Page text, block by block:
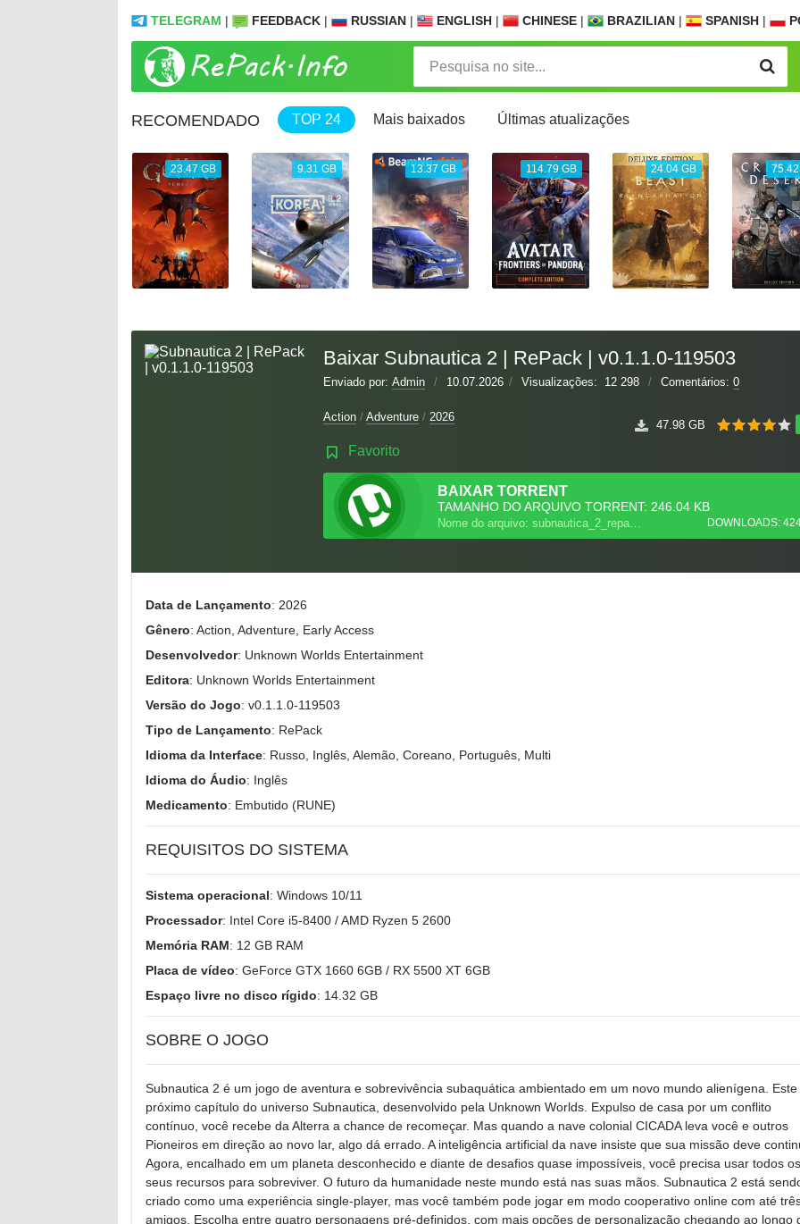
TELEGRAM | FEEDBACK | RUSSIAN | ENGLISH | CHINESE | BRAZILIAN | SPANISH |
RECOMENDADO TOP 24 Mais baixados Últimas atualizações
23.47 GB 9.31 GB 13.37 GB 114.79 GB 24.04 GB
Baixar Subnautica 2 | RePack | v0.1.1.0-119503
Enviado por: Admin / 10.07.2026 / Visualizações: 12 298 / Comentários: 0
47.98 GB
Action / Adventure / 2026
Favorito
BAIXAR TORRENT
TAMANHO DO ARQUIVO TORRENT: 246.04 KB
DOWNLOADS:
Nome do arquivo: subnautica_2_repack.torrent
Data de Lançamento: 2026
Gênero: Action, Adventure, Early Access
Desenvolvedor: Unknown Worlds Entertainment
Editora: Unknown Worlds Entertainment
Versão do Jogo: v0.1.1.0-119503
Tipo de Lançamento: RePack
Idioma da Interface: Russo, Inglês, Alemão, Coreano, Português, Multi
Idioma do Áudio: Inglês
Medicamento: Embutido (RUNE)
REQUISITOS DO SISTEMA
Sistema operacional: Windows 10/11
Processador: Intel Core i5-8400 / AMD Ryzen 5 2600
Memória RAM: 12 GB RAM
Placa de vídeo: GeForce GTX 1660 6GB / RX 5500 XT 6GB
Espaço livre no disco rígido: 14.32 GB
SOBRE O JOGO
Subnautica 2 é um jogo de aventura e sobrevivência subaquática ambientado em um novo mundo alienígena. Este
próximo capítulo do universo Subnautica, desenvolvido pela Unknown Worlds. Expulso de casa por um conflito
contínuo, você recebe da Alterra a chance de recomeçar. Mas quando a nave colonial CICADA leva você e outros
Pioneiros em direção ao novo lar, algo dá errado. A inteligência artificial da nave insiste que sua missão deve
Agora, encalhado em um planeta desconhecido e diante de desafios quase impossíveis, você precisa usar todos os
seus recursos para sobreviver. O futuro da humanidade neste mundo está nas suas mãos. Subnautica 2 está
criado como uma experiência single-player, mas você também pode jogar em modo cooperativo online com até
amigos. Escolha entre quatro personagens pré-definidos, com mais opções de personalização chegando ao longo